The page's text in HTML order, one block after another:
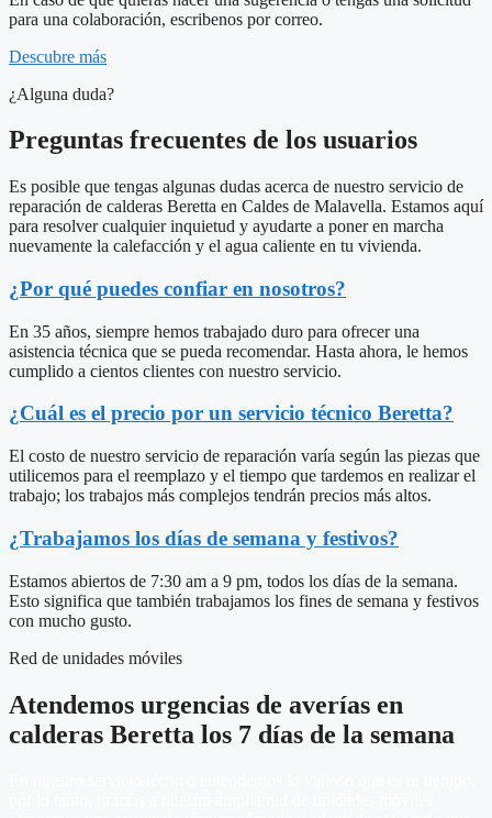
para una colaboración, escribenos por correo.
Descubre más
¿Alguna duda?
Preguntas frecuentes de los usuarios
Es posible que tengas algunas dudas acerca de nuestro servicio de
reparación de calderas Beretta en Caldes de Malavella. Estamos aquí
para resolver cualquier inquietud y ayudarte a poner en marcha
nuevamente la calefacción y el agua caliente en tu vivienda.
¿Por qué puedes confiar en nosotros?
En 35 años, siempre hemos trabajado duro para ofrecer una
asistencia técnica que se pueda recomendar. Hasta ahora, le hemos
cumplido a cientos clientes con nuestro servicio.
¿Cuál es el precio por un servicio técnico Beretta?
El costo de nuestro servicio de reparación varía según las piezas que
utilicemos para el reemplazo y el tiempo que tardemos en realizar el
trabajo; los trabajos más complejos tendrán precios más altos.
¿Trabajamos los días de semana y festivos?
Estamos abiertos de 7:30 am a 9 pm, todos los días de la semana.
Esto significa que también trabajamos los fines de semana y festivos
con mucho gusto.
Red de unidades móviles
Atendemos urgencias de averías en
calderas Beretta los 7 días de la semana